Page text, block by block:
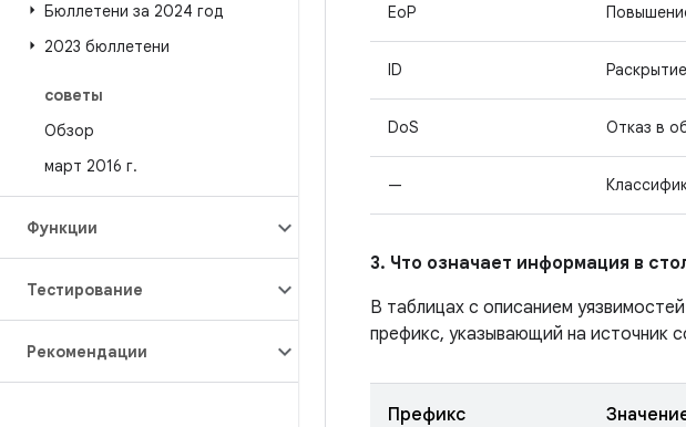
Бюллетени за 2024 год
2023 бюллетени
советы
Обзор
март 2016 г.
Функции
Тестирование
Рекомендации
EoP
ID
DoS Отказ в
—
3. Что означает информация в
В таблицах с описанием
префикс, указывающий на источник
Префикс